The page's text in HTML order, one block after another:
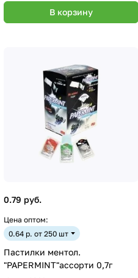
В корзину
0.79 руб.
Цена оптом:
0.64 р. от 250 шт
Пастилки ментол.
"PAPERMINT"ассорти 0,7г